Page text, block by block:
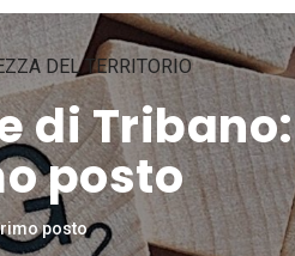
DEL TERRITORIO
di Tribano:
posto
posto